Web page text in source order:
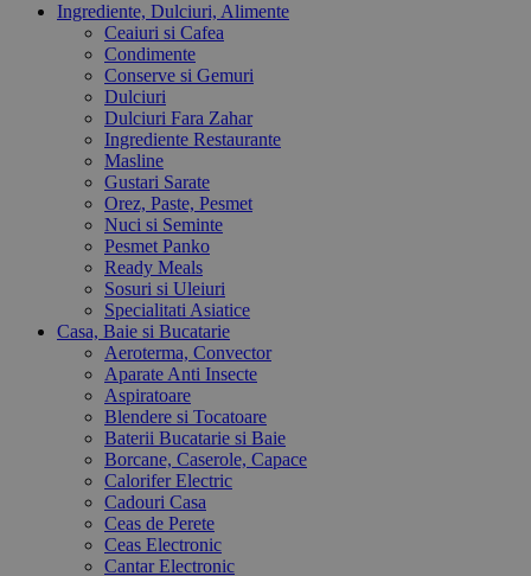
Ingrediente, Dulciuri, Alimente
Ceaiuri si Cafea
Condimente
Conserve si Gemuri
Dulciuri
Dulciuri Fara Zahar
Ingrediente Restaurante
Masline
Gustari Sarate
Orez, Paste, Pesmet
Nuci si Seminte
Pesmet Panko
Ready Meals
Sosuri si Uleiuri
Specialitati Asiatice
Casa, Baie si Bucatarie
Aeroterma, Convector
Aparate Anti Insecte
Aspiratoare
Blendere si Tocatoare
Baterii Bucatarie si Baie
Borcane, Caserole, Capace
Calorifer Electric
Cadouri Casa
Ceas de Perete
Ceas Electronic
Cantar Electronic